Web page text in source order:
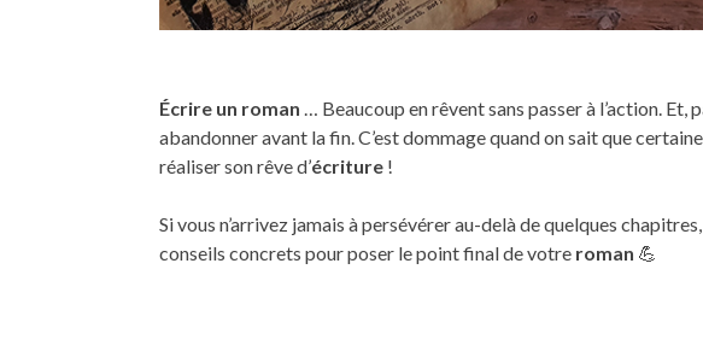
Écrire un roman … Beaucoup en rêvent sans passer à l’action.
abandonner avant la fin. C’est dommage quand on sait que
réaliser son rêve d’écriture !
Si vous n’arrivez jamais à persévérer au-delà de quelques
conseils concrets pour poser le point final de votre roman 💪